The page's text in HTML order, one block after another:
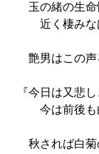
玉の緒の生命
近く棲みな
艶男はこの声
『今日は又悲
今は前後も
秋されば白菊